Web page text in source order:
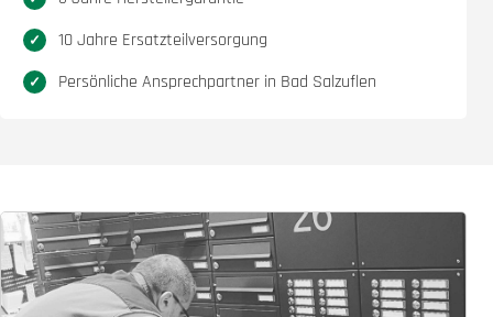
10 Jahre Ersatzteilversorgung
Persönliche Ansprechpartner in Bad Salzuflen